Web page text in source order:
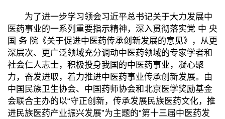
为了进一步学习领会习近平总书记关于大力发展中
医药事业的一系列重要指示精神，深入贯彻落实党 中 央
国 务 院《关于促进中医药传承创新发展的意见》，从更
深层次、更广泛领域充分调动中医药领域的专家学者和
社会仁人志士，积极投身我国的中医药事业，凝心聚
力，奋发进取，着力推进中医药事业传承创新发展。由
中国民族卫生协会、中国药师协会和北京医学奖励基金
会联合主办的以“守正创新，传承发展民族医药文化，推
进民族医药产业振兴发展”为主题的“第十三届中医药发